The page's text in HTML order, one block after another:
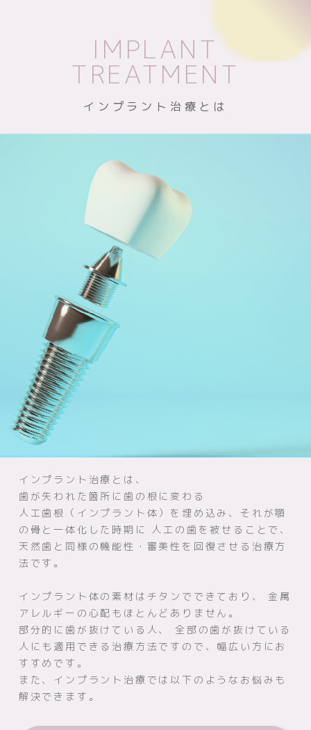
IMPLANT
TREATMENT
インプラント治療とは
インプラント治療とは、
歯が失われた箇所に歯の根に変わる
人工歯根（インプラント体）を埋め込み、それが顎
の骨と一体化した時期に 人工の歯を被せることで、
天然歯と同様の機能性・審美性を回復させる治療方
法です。
インプラント体の素材はチタンでできており、
金属
アレルギーの心配もほとんどありません。
部分的に歯が抜けている人、 全部の歯が抜けている
人にも適用できる治療方法ですので、幅広い方にお
すすめです。
また、インプラント治療では以下のようなお悩みも
解決できます。